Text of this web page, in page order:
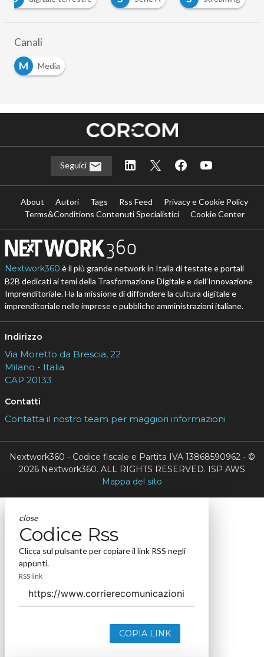
Canali
M
Media
Seguici
About Autori Tags Rss Feed
Privacy e Cookie Policy
Terms&Conditions Contenuti Specialistici
Cookie Center
Nextwork360 è il più grande network in Italia di testate e portali
B2B dedicati ai temi della Trasformazione Digitale e dell’Innovazione
Imprenditoriale. Ha la missione di diffondere la cultura digitale e
imprenditoriale nelle imprese e pubbliche amministrazioni italiane.
Indirizzo
Via Moretto da Brescia, 22
Milano - Italia
CAP 20133
Contatti
Contatta il nostro team per maggiori informazioni
Nextwork360 - Codice fiscale e Partita IVA 13868590962 - ©
2026 Nextwork360. ALL RIGHTS RESERVED. ISP AWS
Mappa del sito
close
Codice Rss
Clicca sul pulsante per copiare il link RSS negli
appunti.
RSS link
COPIA LINK